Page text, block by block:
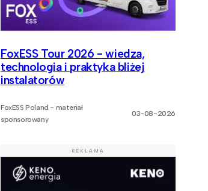
FoxESS Tour 2026 - wiedza,
technologia i praktyka bliżej
instalatorów
FoxESS Poland - materiał
sponsorowany
03-08-2026
REKLAMA